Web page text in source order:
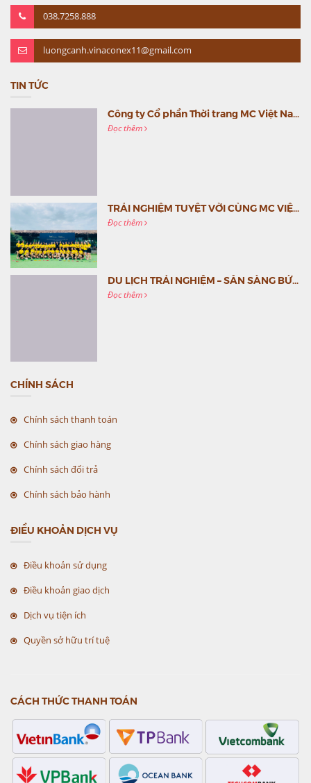
038.7258.888
luongcanh.vinaconex11@gmail.com
TIN TỨC
Công ty Cổ phần Thời trang MC Việt Nam (MC Fashion) tổ chức Gala mừng sinh nhật lần thứ 9
Đọc thêm
TRẢI NGHIỆM TUYỆT VỜI CÙNG MC VIỆT NAM
Đọc thêm
DU LỊCH TRẢI NGHIỆM – SẴN SÀNG BỨT PHÁ CÙNG MC VIỆT NAM
Đọc thêm
CHÍNH SÁCH
Chính sách thanh toán
Chính sách giao hàng
Chính sách đổi trả
Chính sách bảo hành
ĐIỀU KHOẢN DỊCH VỤ
Điều khoản sử dụng
Điều khoản giao dịch
Dịch vụ tiện ích
Quyền sở hữu trí tuệ
CÁCH THỨC THANH TOÁN